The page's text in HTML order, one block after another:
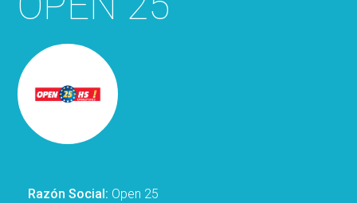
Razón Social: Open 25